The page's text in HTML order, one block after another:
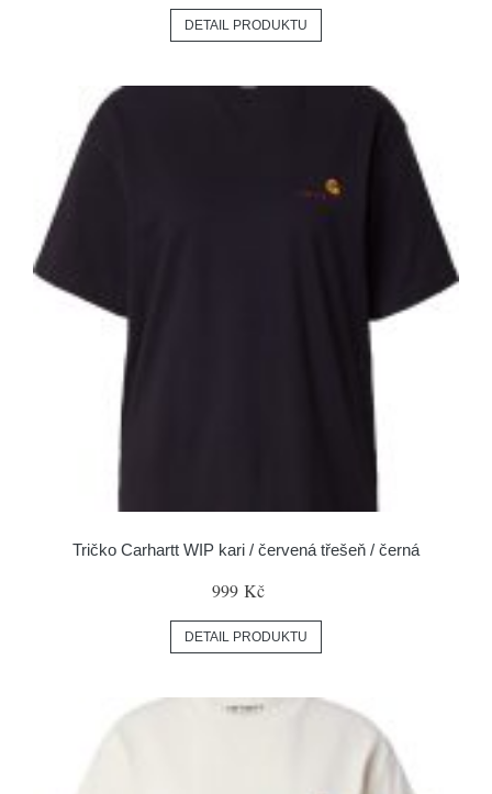
DETAIL PRODUKTU
Tričko Carhartt WIP kari / červená třešeň / černá
999 Kč
DETAIL PRODUKTU